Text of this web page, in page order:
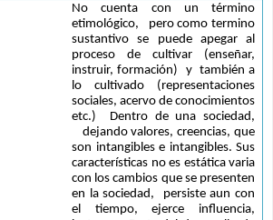
No cuenta con un término
etimológico,   pero como termino
sustantivo se puede apegar al
proceso de cultivar (enseñar,
instruir, formación)  y  también a
lo cultivado (representaciones
sociales, acervo de conocimientos
etc.)  Dentro de una sociedad,
dejando valores, creencias, que
son intangibles e intangibles. Sus
características no es estática varia
con los cambios que se presenten
en la sociedad,  persiste aun con
el tiempo, ejerce influencia,